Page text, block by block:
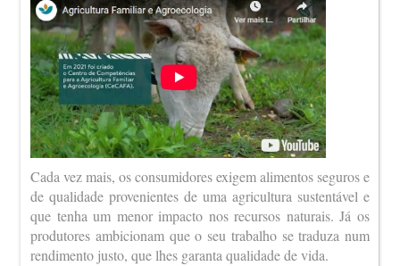
Cada vez mais, os consumidores exigem alimentos seguros e
de qualidade provenientes de uma agricultura sustentável e
que tenha um menor impacto nos recursos naturais. Já os
produtores ambicionam que o seu trabalho se traduza num
rendimento justo, que lhes garanta qualidade de vida.